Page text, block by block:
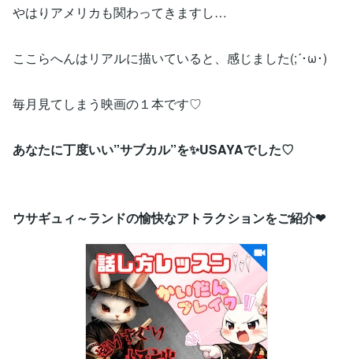
やはりアメリカも関わってきますし…
ここらへんはリアルに描いていると、感じました(;´･ω･)
毎月見てしまう映画の１本です♡
あなたに丁度いい”サブカル”を✨USAYAでした♡
ウサギュィ～ランドの愉快なアトラクションをご紹介❤